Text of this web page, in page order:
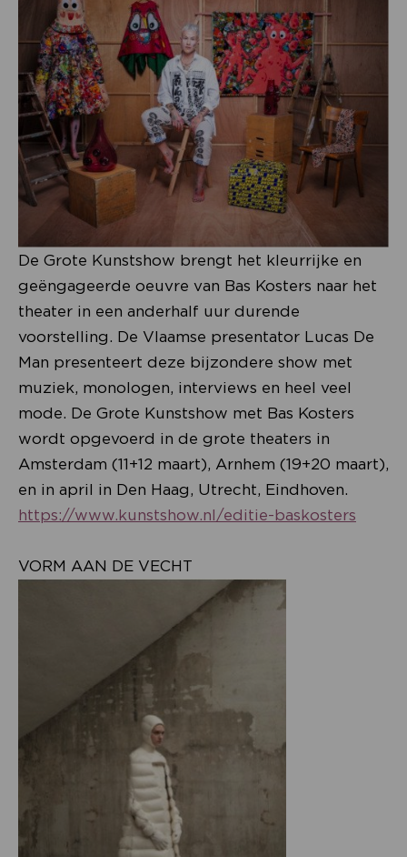
De Grote Kunstshow brengt het kleurrijke en
geëngageerde oeuvre van Bas Kosters naar het
theater in een anderhalf uur durende
voorstelling. De Vlaamse presentator Lucas De
Man presenteert deze bijzondere show met
muziek, monologen, interviews en heel veel
mode. De Grote Kunstshow met Bas Kosters
wordt opgevoerd in de grote theaters in
Amsterdam (11+12 maart), Arnhem (19+20 maart),
en in april in Den Haag, Utrecht, Eindhoven.
https://www.kunstshow.nl/editie-baskosters
VORM AAN DE VECHT